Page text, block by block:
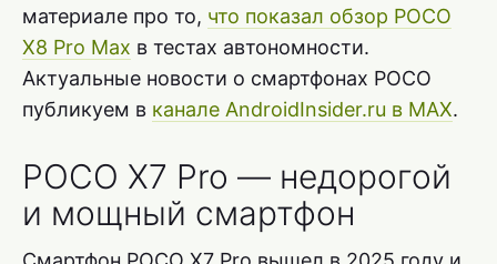
материале про то, что показал обзор POCO
X8 Pro Max в тестах автономности.
Актуальные новости о смартфонах POCO
публикуем в канале AndroidInsider.ru в MAX.
POCO X7 Pro — недорогой
и мощный смартфон